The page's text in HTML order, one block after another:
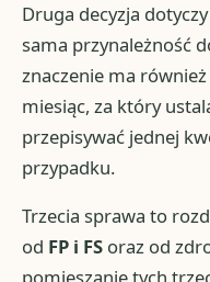
Druga decyzja
sama przynależność
znaczenie ma
miesiąc, za który
przepisywać jednej
przypadku.
Trzecia sprawa to
od FP i FS oraz od